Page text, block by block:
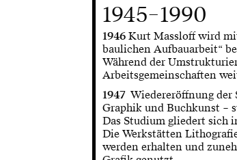
1945–1990
1946Kurt Massloff wird
baulichen Aufbauarbeit“
Während der
Arbeitsgemeinschaften
1947Wiedereröffnung der
Graphik und Buchkunst –
Das Studium gliedert sich
Die Werkstätten
werden erhalten und